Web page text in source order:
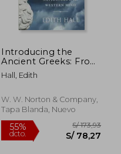
dcto. S/
Introducing the
Ancient Greeks: From
Bronze Age Seafarers
to Navigators of the
Inglés)
Hall, Edith
W. W. Norton & Company,
Tapa Blanda, Nuevo